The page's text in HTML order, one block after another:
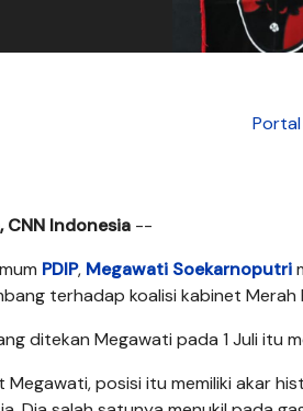
CNN Indonesia --
PDIP, Megawati Soekarnoputri
terhadap koalisi kabinet
ditekan Megawati pada 1 Juli itu
Megawati, posisi itu memiliki akar